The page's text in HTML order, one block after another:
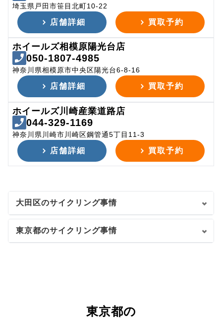
埼玉県戸田市笹目北町10-22
店舗詳細 買取予約
ホイールズ相模原陽光台店
050-1807-4985
神奈川県相模原市中央区陽光台6-8-16
店舗詳細 買取予約
ホイールズ川崎産業道路店
044-329-1169
神奈川県川崎市川崎区鋼管通5丁目11-3
店舗詳細 買取予約
大田区のサイクリング事情
東京都のサイクリング事情
東京都の